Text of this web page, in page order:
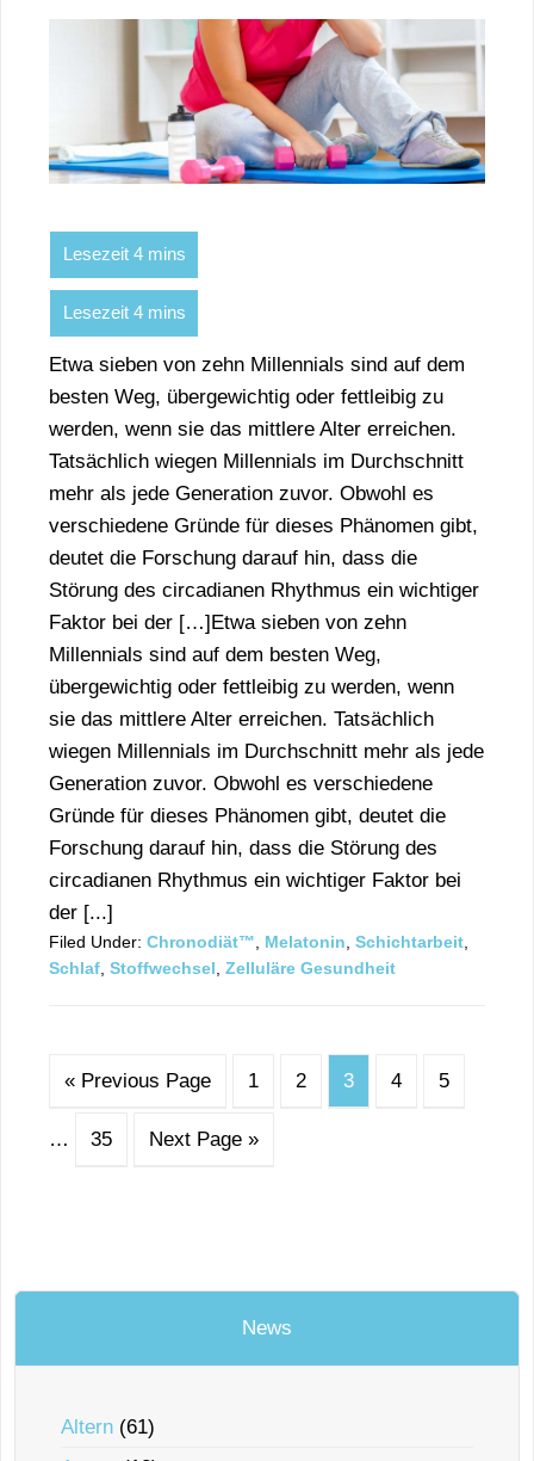
Etwa sieben von zehn Millennials sind auf dem
besten Weg, übergewichtig oder fettleibig zu
werden, wenn sie das mittlere Alter erreichen.
Tatsächlich wiegen Millennials im Durchschnitt
mehr als jede Generation zuvor. Obwohl es
verschiedene Gründe für dieses Phänomen gibt,
deutet die Forschung darauf hin, dass die
Störung des circadianen Rhythmus ein wichtiger
Faktor bei der […]Etwa sieben von zehn
Millennials sind auf dem besten Weg,
übergewichtig oder fettleibig zu werden, wenn
sie das mittlere Alter erreichen. Tatsächlich
wiegen Millennials im Durchschnitt mehr als jede
Generation zuvor. Obwohl es verschiedene
Gründe für dieses Phänomen gibt, deutet die
Forschung darauf hin, dass die Störung des
circadianen Rhythmus ein wichtiger Faktor bei
der [...]
Filed Under: Chronodiät™ Melatonin Schichtarbeit
Schlaf Stoffwechsel Zelluläre Gesundheit
« Previous Page 1 2 3 4 5
… 35 Next Page »
News
Altern (61)